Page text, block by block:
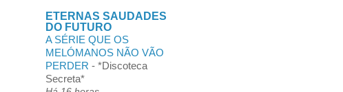
ETERNAS SAUDADES
DO FUTURO
A SÉRIE QUE OS
MELÓMANOS NÃO VÃO
PERDER - *Discoteca
Secreta*